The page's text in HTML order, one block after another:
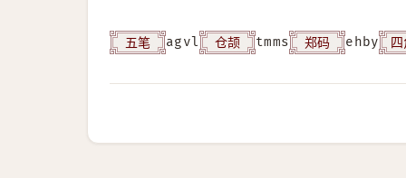
五笔 agvl 仓颉 tmms 郑码 ehby